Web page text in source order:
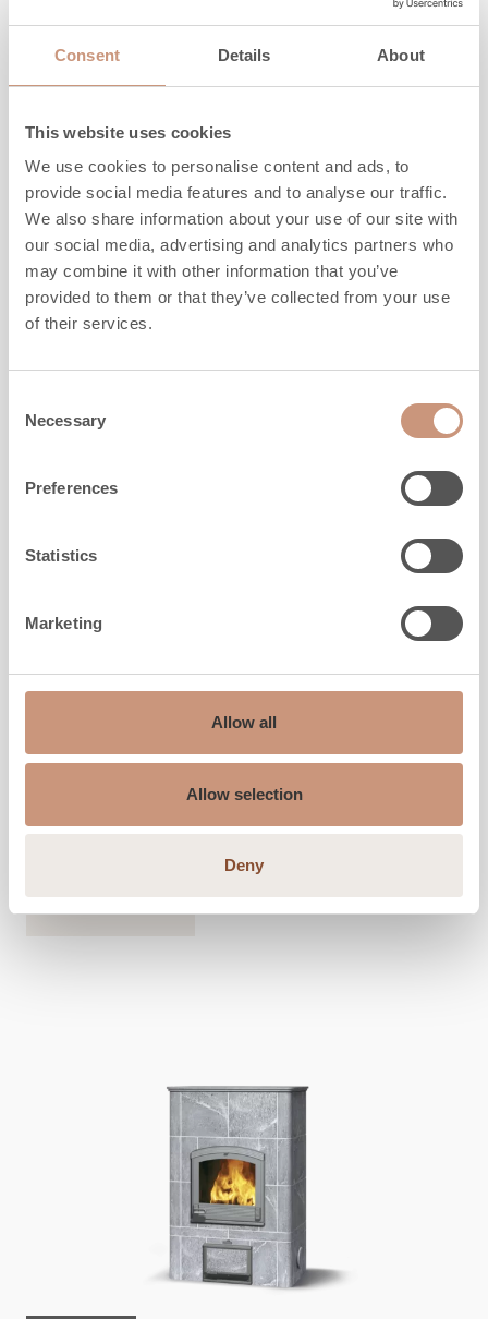
Consent Details About
This website uses cookies
We use cookies to personalise content and ads, to
provide social media features and to analyse our traffic.
We also share information about your use of our site with
our social media, advertising and analytics partners who
may combine it with other information that you’ve
provided to them or that they’ve collected from your use
of their services.
Selection
Necessary
Preferences
Statistics
Marketing
Allow all
Allow selection
Deny
l'espace à chauffer
DÉCOUVREZ
Largeur
840mm